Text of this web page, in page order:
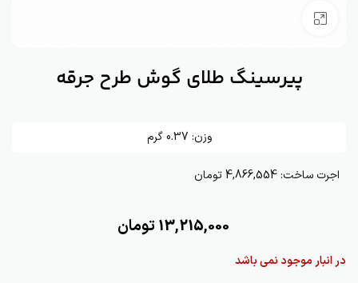
پیرسینگ طلای گوش طرح جرقه
وزن: 0.37 گرم
اجرت ساخت:4,866,554 تومان
13,215,000تومان
در انبار موجود نمی باشد